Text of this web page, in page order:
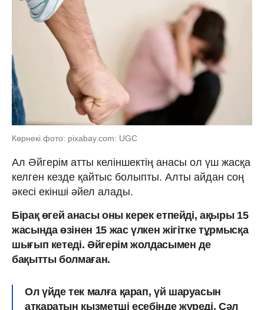
Көрнекі фото: pixabay.com: UGC
Ал Әйгерім атты келіншектің анасы ол үш жасқа
келген кезде қайтыс болыпты. Алты айдан соң
әкесі екінші әйел алады.
Бірақ өгей анасы оны керек етпейді, ақыры 15
жасында өзінен 15 жас үлкен жігітке тұрмыс­қа
шығып кетеді. Әйгерім жолдасымен де
бақытты болмаған.
Ол үйде тек малға қарап, үй шаруасын
атқаратын қызметші есебінде жүреді. Сәл